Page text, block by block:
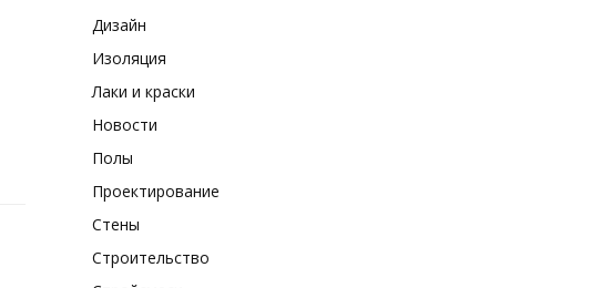
Дизайн
Изоляция
Лаки и краски
Новости
Полы
Проектирование
Стены
Строительство